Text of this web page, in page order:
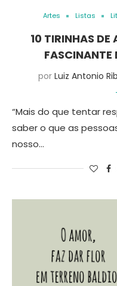
Artes Listas
10 TIRINHAS DE
FASCINANTE
por Luiz Antonio
“Mais do que tentar
saber o que as
nosso…